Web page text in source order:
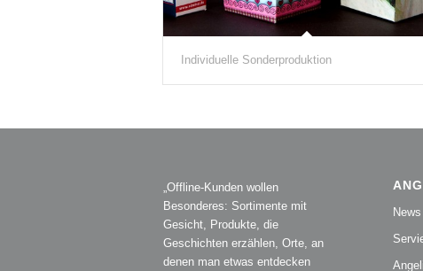
Individuelle Sonderproduktion
„Offline-Kunden wollen
Besonderes: Sortimente mit
Gesicht, Produkte, die
Geschichten erzählen, Orte, an
denen man etwas entdecken
News